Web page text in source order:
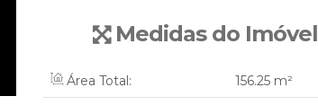
Medidas do Imóvel
Área Total: 156.25 m²